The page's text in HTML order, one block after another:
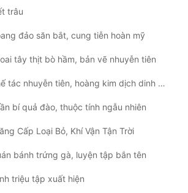
trâu
đảo săn bắt, cung tiễn hoàn mỹ
tây thịt bò hầm, bản vẽ nhuyễn tiên
nhuyễn tiên, hoàng kim dịch dinh dưỡng
bí quả đào, thuộc tính ngẫu nhiên
Cấp Loại Bỏ, Khí Vận Tận Trời
bánh trứng gà, luyện tập bắn tên
triệu tập xuất hiện